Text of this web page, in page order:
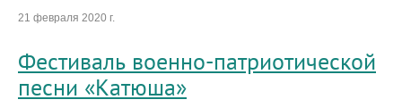
21 февраля 2020 г.
Фестиваль военно-патриотической
песни «Катюша»